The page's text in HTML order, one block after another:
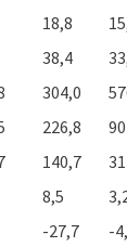
18,8
38,4
304,0
226,8
140,7
8,5
-27,7 -